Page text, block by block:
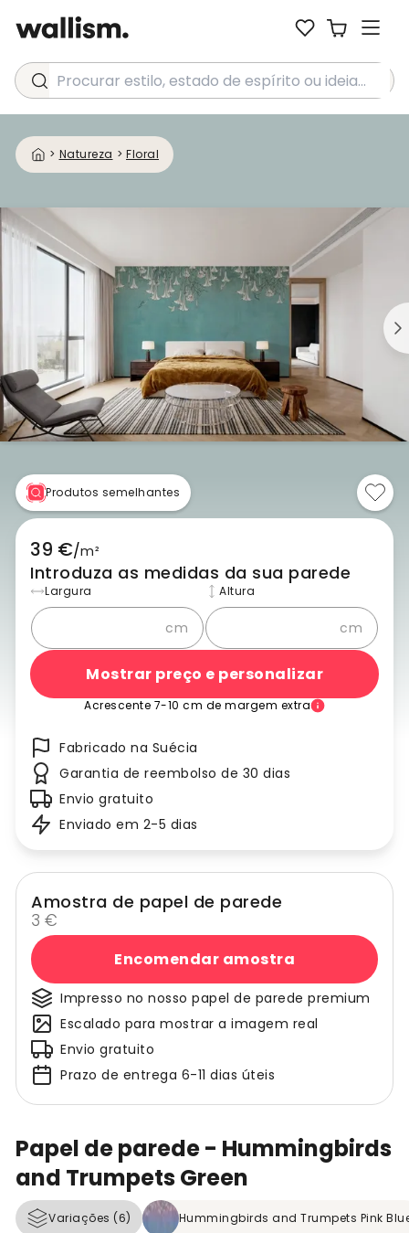
Procurar estilo, estado de espírito ou ideia...
> Natureza > Floral
Papel de parede - Hummingbirds
and Trumpets Green
Variações (6) Hummingbirds and Trumpets Pink
Produtos semelhantes
39 €/m²
Introduza as medidas da sua parede
Largura
cm
Altura
cm
Mostrar preço e personalizar
Acrescente 7-10 cm de margem extra
Fabricado na Suécia
Garantia de reembolso de 30 dias
Envio gratuito
Enviado em 2-5 dias
Amostra de papel de parede
3 €
Encomendar amostra
Impresso no nosso papel de parede premium
Escalado para mostrar a imagem real
Envio gratuito
Prazo de entrega 6-11 dias úteis